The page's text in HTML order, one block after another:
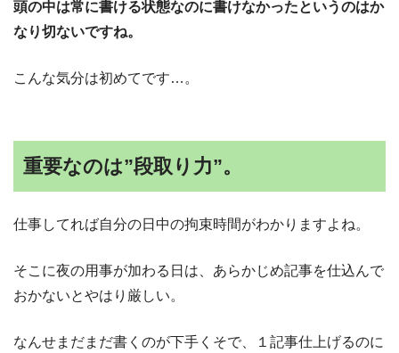
頭の中は常に書ける状態なのに書けなかったというのはか
なり切ないですね。
こんな気分は初めてです…。
重要なのは”段取り力”。
仕事してれば自分の日中の拘束時間がわかりますよね。
そこに夜の用事が加わる日は、あらかじめ記事を仕込んで
おかないとやはり厳しい。
なんせまだまだ書くのが下手くそで、１記事仕上げるのに